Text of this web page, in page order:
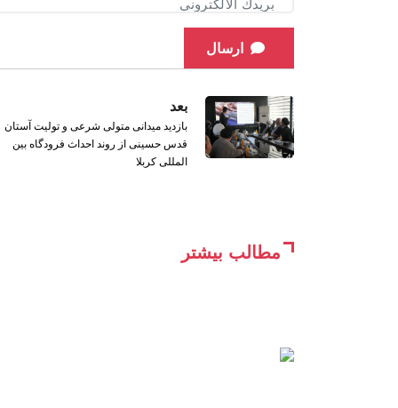
ارسال
بعد
بازدید میدانی متولی شرعی و تولیت آستان
قدس حسینی از روند احداث فرودگاه بین
المللی کربلا
مطالب بیشتر